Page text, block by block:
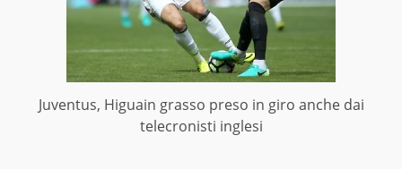
Juventus, Higuain grasso preso in giro anche dai
telecronisti inglesi